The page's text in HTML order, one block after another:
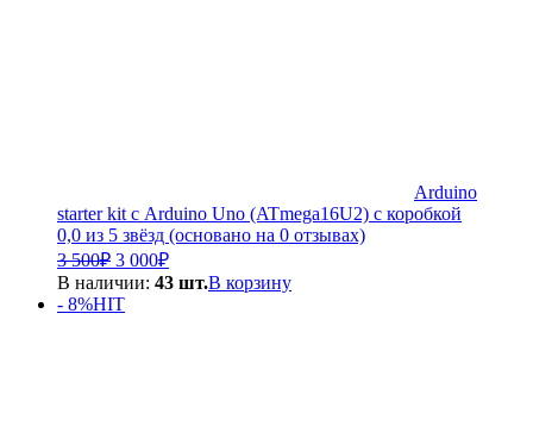
Arduino
starter kit с Arduino Uno (ATmega16U2) с коробкой
0,0 из 5 звёзд (основано на 0 отзывах)
3 500₽ Первоначальная
цена
составляла
3
3 000₽Текущая
цена:
В наличии: 43 шт.В корзину
- 8%HIT